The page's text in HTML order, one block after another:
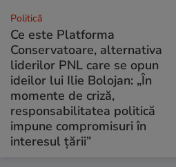
Politică
Ce este Platforma
Conservatoare, alternativa
liderilor PNL care se opun
ideilor lui Ilie Bolojan: „În
momente de criză,
responsabilitatea politică
impune compromisuri în
interesul țării”